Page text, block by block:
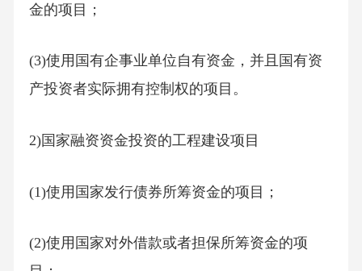
金的项目；
(3)使用国有企事业单位自有资金，并且国有资
产投资者实际拥有控制权的项目。
2)国家融资资金投资的工程建设项目
(1)使用国家发行债券所筹资金的项目；
(2)使用国家对外借款或者担保所筹资金的项